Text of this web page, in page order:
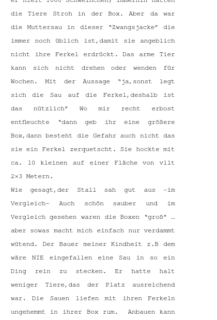
die Tiere Stroh in der Box. Aber da war
die Muttersau in dieser “Zwangsjacke” die
immer noch üblich ist,damit sie angeblich
nicht ihre Ferkel erdrückt. Das arme Tier
kann sich nicht drehen oder wenden für
Wochen. Mit der Aussage “ja,sonst legt
sich die Sau auf die Ferkel,deshalb ist
das nützlich” Wo mir recht erbost
entfleuchte “dann geb ihr eine größere
Box,dann besteht die Gefahr auch nicht das
sie ein Ferkel zerquetscht. Sie hockte mit
ca. 10 kleinen auf einer Fläche von vllt
2×3 Metern.
Wie gesagt,der Stall sah gut aus -im
Vergleich- Auch schön sauber und im
Vergleich gesehen waren die Boxen “groß” …
aber sowas macht mich einfach nur verdammt
wütend. Der Bauer meiner Kindheit z.B dem
wäre NIE eingefallen eine Sau in so ein
Ding rein zu stecken. Er hatte halt
weniger Tiere,das der Platz ausreichend
war. Die Sauen liefen mit ihren Ferkeln
ungehemmt in ihrer Box rum. Anbauen kann